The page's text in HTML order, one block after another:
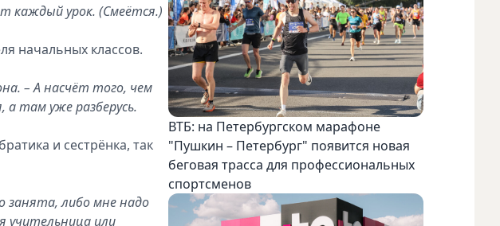
каждый урок. (Смеётся.)
начальных классов.
– А насчёт того, чем
там уже разберусь.
и сестрёнка, так
занята, либо мне надо
учительница или
ВТБ: на Петербургском марафоне
"Пушкин – Петербург" появится новая
беговая трасса для профессиональных
спортсменов